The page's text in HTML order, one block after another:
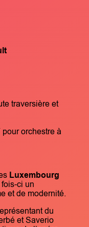
traversière et
orchestre à
Luxembourg
ci un
et de modernité.
du
et Saverio